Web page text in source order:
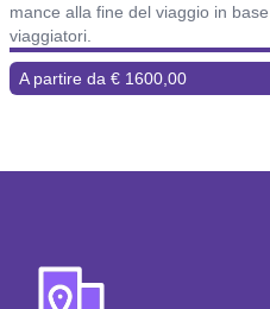
mance alla fine del viaggio in
viaggiatori.
A partire da € 1600,00